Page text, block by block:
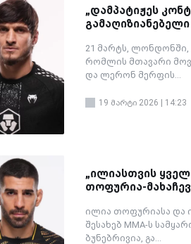
„დამპატიჟეს
21 მარტს, ლონდონში,
რომლის მთავარი
და ლერონ მერფის...
19 მარტი 2026 | 14:23
„ილიასთვის
თოფურია-
ილია თოფურიასა და
შესახებ MMA-ს
ბუნებრივია, გა...